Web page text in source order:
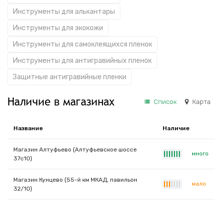
Инструменты для алькантары
Инструменты для экокожи
Инструменты для самоклеящихся пленок
Инструменты для антигравийных пленок
Защитные антигравийные пленки
Наличие в магазинах Список Карта
Название Наличие
Магазин Алтуфьево (Алтуфьевское шоссе
37с10)
много
Магазин Кунцево (55-й км МКАД, павильон
32/10)
мало